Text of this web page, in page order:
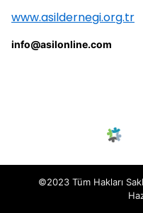
www.asildernegi.org.tr
info@asilonline.com
©2023 Tüm Hakları